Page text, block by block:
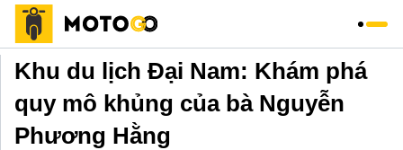
Trang chủ » Du Lịch»
Khu du lịch Đại Nam: Khám phá
quy mô khủng của bà Nguyễn
Phương Hằng